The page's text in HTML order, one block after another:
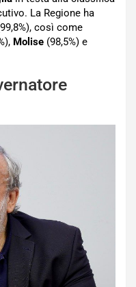
La Regione ha
così come
Molise (98,5%) e